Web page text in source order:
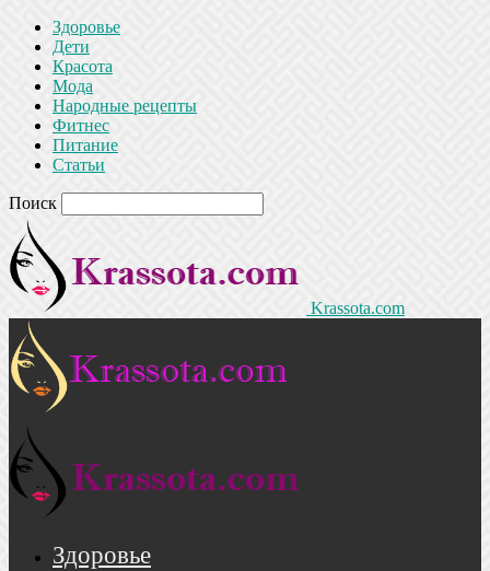
Здоровье
Дети
Красота
Мода
Народные рецепты
Фитнес
Питание
Статьи
Поиск
Krassota.com
Здоровье